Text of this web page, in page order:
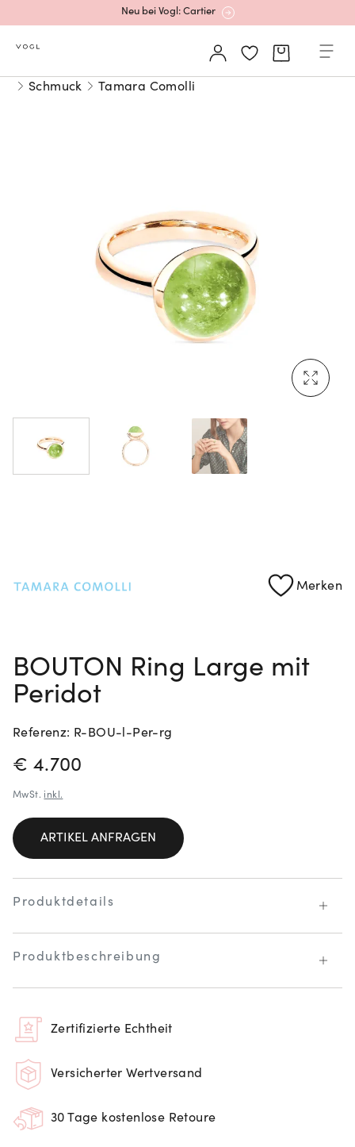
Neu bei Vogl: Cartier
Mehr erfahren: Ikonische Uhren von Cartier
Neu bei Vogl: Uhren von Grand Seiko
Neu bei Vogl: Cartier
Rolex Certified Pre-Owned entdecken
Schmuck Tamara Comolli
Merken
BOUTON Ring Large mit
Peridot
Referenz: R-BOU-l-Per-rg
PREISINFORMATIONEN
€ 4.700
MwSt. inkl.
ARTIKEL ANFRAGEN
Produktdetails
Produktbeschreibung
Zertifizierte Echtheit
Versicherter Wertversand
30 Tage kostenlose Retoure